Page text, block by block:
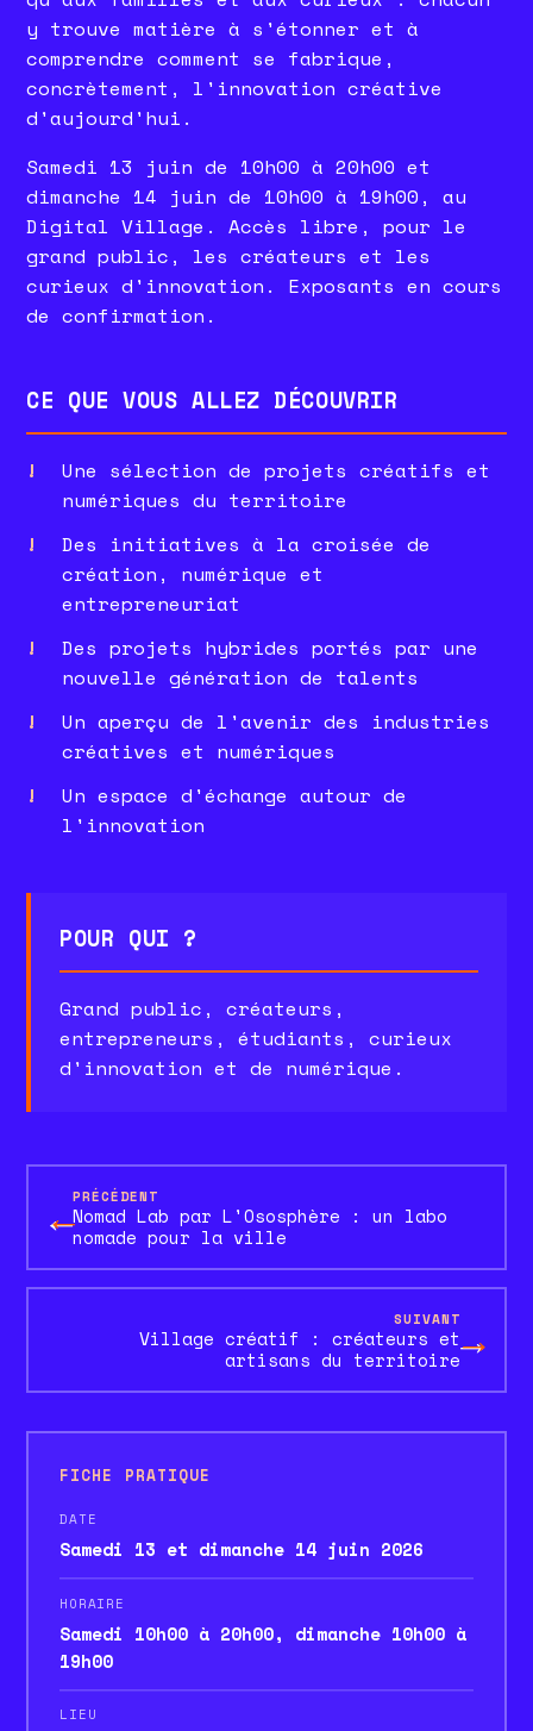
y trouve matière à s'étonner et à
comprendre comment se fabrique,
concrètement, l'innovation créative
d'aujourd'hui.
Samedi 13 juin de 10h00 à 20h00 et
dimanche 14 juin de 10h00 à 19h00, au
Digital Village. Accès libre, pour le
grand public, les créateurs et les
curieux d'innovation. Exposants en cours
de confirmation.
CE QUE VOUS ALLEZ DÉCOUVRIR
Une sélection de projets créatifs et
numériques du territoire
Des initiatives à la croisée de
création, numérique et
entrepreneuriat
Des projets hybrides portés par une
nouvelle génération de talents
Un aperçu de l'avenir des industries
créatives et numériques
Un espace d'échange autour de
l'innovation
POUR QUI ?
Grand public, créateurs,
entrepreneurs, étudiants, curieux
d'innovation et de numérique.
←PRÉCÉDENT
Nomad Lab par L'Ososphère : un labo
nomade pour la ville
SUIVANT
Village créatif : créateurs et
artisans du territoire→
FICHE PRATIQUE
DATE
Samedi 13 et dimanche 14 juin 2026
HORAIRE
Samedi 10h00 à 20h00, dimanche 10h00 à
19h00
LIEU